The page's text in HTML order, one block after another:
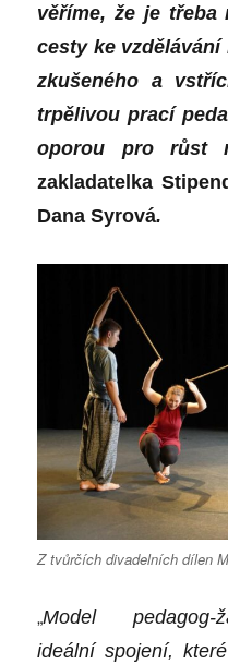
věříme, že je třeba
cesty ke
zkušeného a
trpělivou prací
oporou pro růst
zakladatelka
Dana Syrová.
Z tvůrčích divadelních dílen
„Model pedagog-
ideální spojení,